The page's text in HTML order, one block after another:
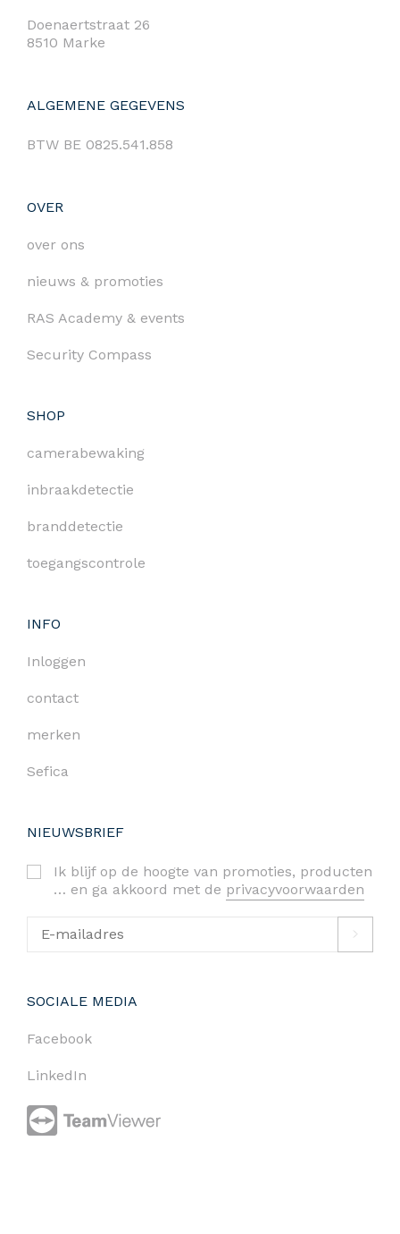
Doenaertstraat 26
8510 Marke
ALGEMENE GEGEVENS
BTW BE 0825.541.858
OVER
over ons
nieuws & promoties
RAS Academy & events
Security Compass
SHOP
camerabewaking
inbraakdetectie
branddetectie
toegangscontrole
INFO
Inloggen
contact
merken
Sefica
NIEUWSBRIEF
Ik blijf op de hoogte van promoties, producten
… en ga akkoord met de privacyvoorwaarden
SOCIALE MEDIA
Facebook
LinkedIn